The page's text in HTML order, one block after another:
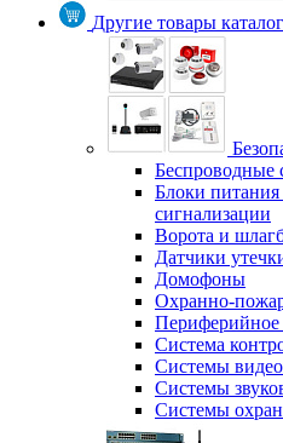
Другие товары
Беспроводные
Блоки
сигнализации
Ворота и
Датчики
Домофоны
Охранно-
Периферийное
Система
Системы
Системы
Системы